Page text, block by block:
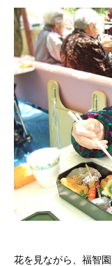
花を見ながら、 福智園